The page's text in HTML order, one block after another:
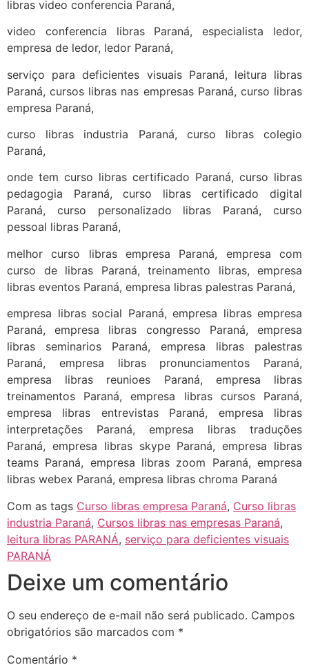
libras video conferencia Paraná,
video conferencia libras Paraná, especialista ledor,
empresa de ledor, ledor Paraná,
serviço para deficientes visuais Paraná, leitura libras
Paraná, cursos libras nas empresas Paraná, curso libras
empresa Paraná,
curso libras industria Paraná, curso libras colegio
Paraná,
onde tem curso libras certificado Paraná, curso libras
pedagogia Paraná, curso libras certificado digital
Paraná, curso personalizado libras Paraná, curso
pessoal libras Paraná,
melhor curso libras empresa Paraná, empresa com
curso de libras Paraná, treinamento libras, empresa
libras eventos Paraná, empresa libras palestras Paraná,
empresa libras social Paraná, empresa libras empresa
Paraná, empresa libras congresso Paraná, empresa
libras seminarios Paraná, empresa libras palestras
Paraná, empresa libras pronunciamentos Paraná,
empresa libras reunioes Paraná, empresa libras
treinamentos Paraná, empresa libras cursos Paraná,
empresa libras entrevistas Paraná, empresa libras
interpretações Paraná, empresa libras traduções
Paraná, empresa libras skype Paraná, empresa libras
teams Paraná, empresa libras zoom Paraná, empresa
libras webex Paraná, empresa libras chroma Paraná
Com as tags Curso libras empresa Paraná, Curso libras
industria Paraná, Cursos libras nas empresas Paraná,
leitura libras PARANÁ, serviço para deficientes visuais
PARANÁ
Deixe um comentário
O seu endereço de e-mail não será publicado. Campos
obrigatórios são marcados com *
Comentário *